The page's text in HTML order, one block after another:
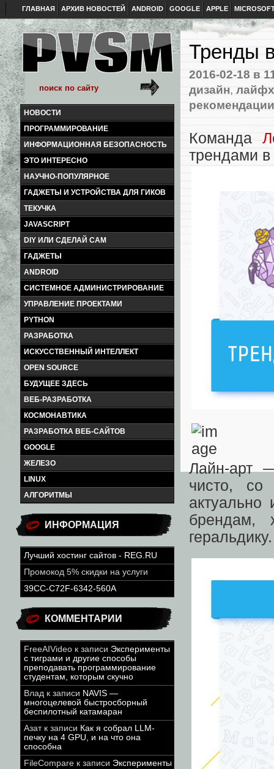
ГЛАВНАЯ АРХИВ НОВОСТЕЙ ANDROID GOOGLE APPLE
НОВОСТИ
ПРОГРАММИРОВАНИЕ
ИНФОРМАЦИОННАЯ БЕЗОПАСНОСТЬ
ЭТО ИНТЕРЕСНО
НАУЧНО-ПОПУЛЯРНОЕ
ГАДЖЕТЫ И УСТРОЙСТВА ДЛЯ ГИКОВ
ТЕКУЧКА
JAVASCRIPT
DIY ИЛИ СДЕЛАЙ САМ
ГАДЖЕТЫ
ANDROID
СИСТЕМНОЕ АДМИНИСТРИРОВАНИЕ
УПРАВЛЕНИЕ ПРОЕКТАМИ
PYTHON
РАЗРАБОТКА
ИСКУССТВЕННЫЙ ИНТЕЛЛЕКТ
OPEN SOURCE
БУДУЩЕЕ ЗДЕСЬ
ВЕБ-РАЗРАБОТКА
КОСМОНАВТИКА
РАЗРАБОТКА ВЕБ-САЙТОВ
GOOGLE
ЖЕЛЕЗО
LINUX
АЛГОРИТМЫ
ИНФОРМАЦИЯ
Лучший хостинг сайтов - REG.RU
Промокод 5% скидки на услуги
39CC-C72F-6342-560A
КОММЕНТАРИИ
FreeAIVideo к записи Эксперименты
с тиграми и другие способы
преподавать программирование
студентам, которым скучно
Влад к записи NAVIS —
многоцелевой быстросборный
беспилотный катамаран
Азатк записи Как я собрал LLM-
печку на 4 GPU, и на что она
способна
FileCompare к записи Эксперименты
Тренды
2016-02-18 в
дизайн,
рекомендации
Команда
трендами в
Лайн-арт
чисто, со
брендам,
геральдику.